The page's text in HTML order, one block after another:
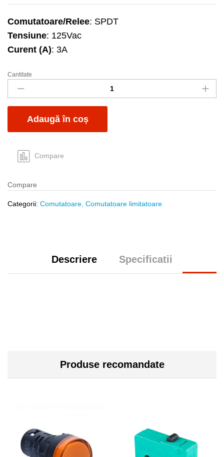
Comutatoare/Relee: SPDT
Tensiune: 125Vac
Curent (A): 3A
Comutator
limitator
D2SW-
3H
quantity
Cantitate
Adaugă în coș
Compare
Compare
Categorii: Comutatoare Comutatoare limitatoare
Descriere Specificatii
Produse recomandate